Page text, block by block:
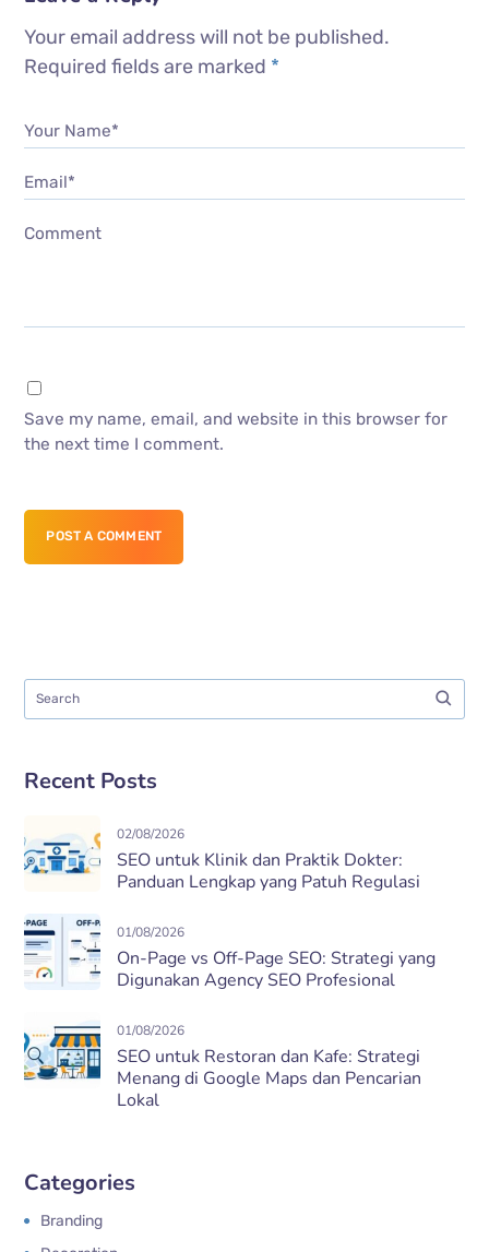
Your email address will not be published.
Required fields are marked *
Your Name*
Email*
Comment
Save my name, email, and website in this browser for
the next time I comment.
POST A COMMENT
Recent Posts
02/08/2026
SEO untuk Klinik dan Praktik Dokter:
Panduan Lengkap yang Patuh Regulasi
01/08/2026
On-Page vs Off-Page SEO: Strategi yang
Digunakan Agency SEO Profesional
01/08/2026
SEO untuk Restoran dan Kafe: Strategi
Menang di Google Maps dan Pencarian
Lokal
Categories
Branding